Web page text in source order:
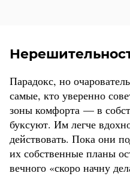
Парадокс, но
самые, кто уверенно
зоны комфорта — в
буксуют. Им легче
действовать. Пока они
их собственные планы
вечного «скоро начну